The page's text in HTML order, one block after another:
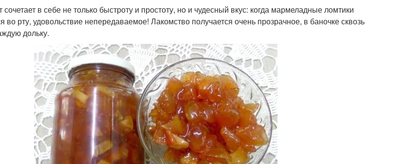
сочетает в себе не только быстроту и простоту, но и чудесный вкус: когда мармеладные ломтики
во рту, удовольствие непередаваемое! Лакомство получается очень прозрачное, в баночке сквозь
дольку.